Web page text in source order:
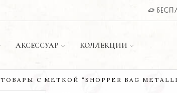
АКСЕССУАР КОЛЛЕКЦИИ
ТОВАРЫ С МЕТКОЙ “SHOPPER BAG